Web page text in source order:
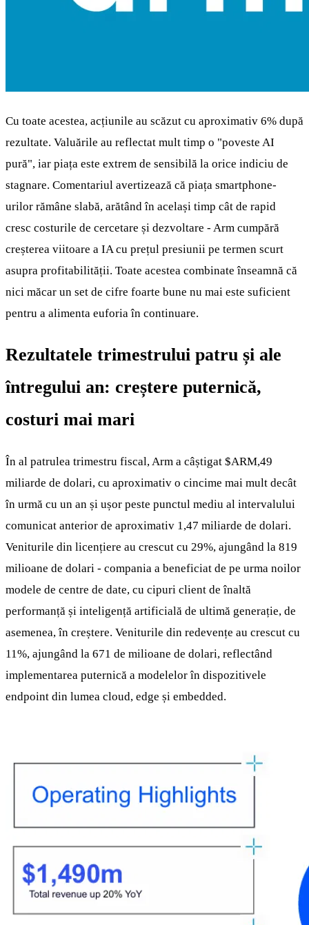
Cu toate acestea, acțiunile au scăzut cu aproximativ 6% după
rezultate. Valuările au reflectat mult timp o "poveste AI
pură", iar piața este extrem de sensibilă la orice indiciu de
stagnare. Comentariul avertizează că piața smartphone-
urilor rămâne slabă, arătând în același timp cât de rapid
cresc costurile de cercetare și dezvoltare - Arm cumpără
creșterea viitoare a IA cu prețul presiunii pe termen scurt
asupra profitabilității. Toate acestea combinate înseamnă că
nici măcar un set de cifre foarte bune nu mai este suficient
pentru a alimenta euforia în continuare.
Rezultatele trimestrului patru și ale
întregului an: creștere puternică,
costuri mai mari
În al patrulea trimestru fiscal, Arm a câștigat $ARM,49
miliarde de dolari, cu aproximativ o cincime mai mult decât
în urmă cu un an și ușor peste punctul mediu al intervalului
comunicat anterior de aproximativ 1,47 miliarde de dolari.
Veniturile din licențiere au crescut cu 29%, ajungând la 819
milioane de dolari - compania a beneficiat de pe urma noilor
modele de centre de date, cu cipuri client de înaltă
performanță și inteligență artificială de ultimă generație, de
asemenea, în creștere. Veniturile din redevențe au crescut cu
11%, ajungând la 671 de milioane de dolari, reflectând
implementarea puternică a modelelor în dispozitivele
endpoint din lumea cloud, edge și embedded.